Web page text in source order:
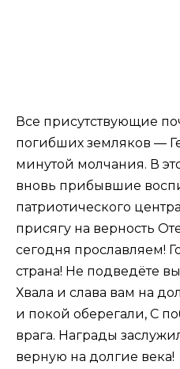
Все присутствующие
погибших земляков —
минутой молчания. В
вновь прибывшие
патриотического
присягу на верность
сегодня прославляем!
страна! Не подведёте
Хвала и слава вам на
и покой оберегали, С
врага. Награды
верную на долгие века!